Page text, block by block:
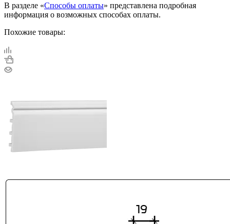
В разделе «Способы оплаты» представлена подробная
информация о возможных способах оплаты.
Похожие товары: